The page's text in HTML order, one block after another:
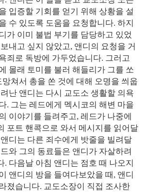
입증할 기회를 얻기 위해 상황을 설
수 있도록 도움을 요청합니다. 하지
가 이미 불법 부기를 담당하고 있었
내고 싶지 않았고, 앤디의 요청을 거
죄로 독방에 가두었습니다. 그러고
몰래 토미를 불러 해들리가 그를 쏘
쳐서 총을 쏜 것에 대해 오명을 씌웁
난 앤디는 다시 교도소 생활할 의욕
. 그는 레드에게 멕시코의 해변 마을
이야기를 들려주고, 레드가 나중에
포트 핸콕으로 와서 메시지를 읽어달
디는 다른 죄수에게 밧줄을 빌려달
와 그의 동료들은 앤디가 자살하려
. 다음날 아침 앤디는 점호 때 나오지
앤디의 방을 들여다보았을 때, 앤디
졌습니다. 교도소장이 직접 조사한